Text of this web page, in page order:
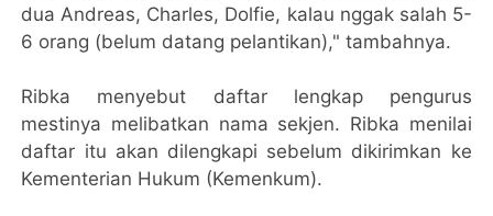
dua Andreas, Charles, Dolfie, kalau nggak salah 5-
6 orang (belum datang pelantikan)," tambahnya.
Ribka menyebut daftar lengkap pengurus
mestinya melibatkan nama sekjen. Ribka menilai
daftar itu akan dilengkapi sebelum dikirimkan ke
Kementerian Hukum (Kemenkum).